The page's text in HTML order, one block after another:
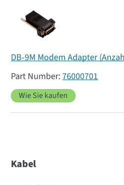
DB-9M Modem Adapter
76000701
Wie Sie kaufen
Kabel